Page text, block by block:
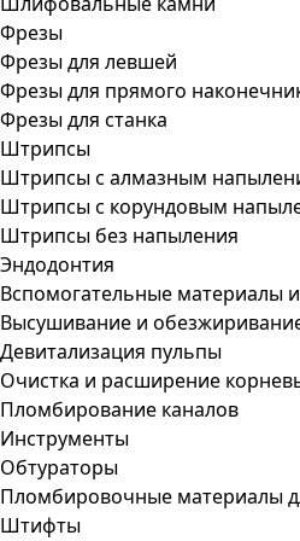
Фрезы
Фрезы для левшей
Фрезы для прямого
Фрезы для станка
Штрипсы
Штрипсы c алмазным
Штрипсы c корундовым
Штрипсы без напыления
Эндодонтия
Вспомогательные материалы
Высушивание и
Девитализация пульпы
Очистка и расширение
Пломбирование каналов
Инструменты
Обтураторы
Пломбировочные материалы
Штифты